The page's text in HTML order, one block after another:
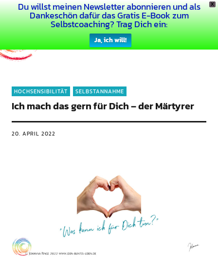
X
Du willst meinen Newsletter abonnieren und als
Dankeschön dafür das Gratis E-Book zum
Selbstcoaching? Trag Dich ein:
Ja, ich will!
Dein Buntes Leben
HOCHSENSIBILITÄT SELBSTANNAHME
Ich mach das gern für Dich – der Märtyrer
20. APRIL 2022